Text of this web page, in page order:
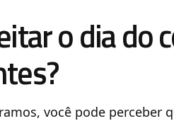
o dia do
você pode perceber